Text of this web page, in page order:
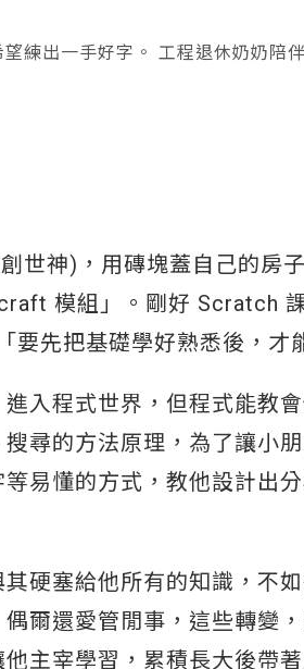
練出一手好字。 工程退休奶奶陪
世神)，用磚塊蓋自己的房
模組」。剛好 Scratch
要先把基礎學好熟悉後，才
入程式世界，但程式能教
尋的方法原理，為了讓小
易懂的方式，教他設計出
硬塞給他所有的知識，不
爾還愛管閒事，這些轉變
主宰學習，累積長大後帶著